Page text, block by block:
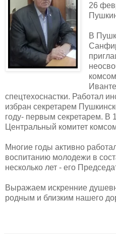
26
В
спецтехоснастки. Работал
избран секретарем
году- первым секретарем. В
Центральный комитет
Многие годы активно
воспитанию молодежи в
несколько лет - его
Выражаем искренние
родным и близким нашего